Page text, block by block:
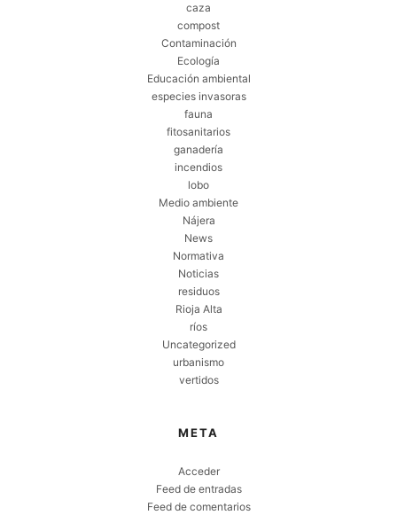
caza
compost
Contaminación
Ecología
Educación ambiental
especies invasoras
fauna
fitosanitarios
ganadería
incendios
lobo
Medio ambiente
Nájera
News
Normativa
Noticias
residuos
Rioja Alta
ríos
Uncategorized
urbanismo
vertidos
META
Acceder
Feed de entradas
Feed de comentarios